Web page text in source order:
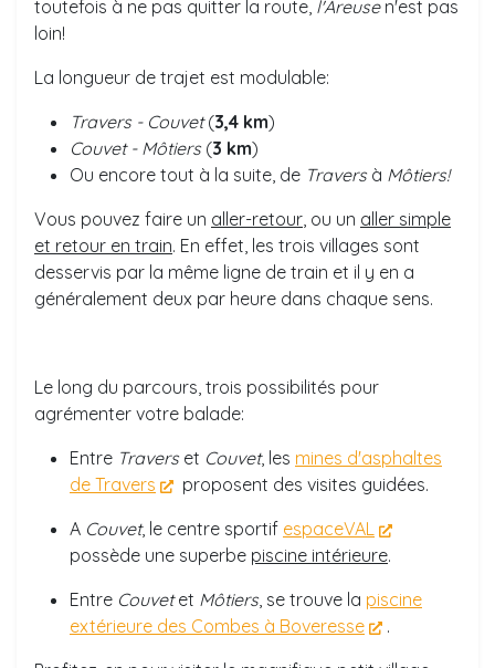
toutefois à ne pas quitter la route, l'Areuse n'est pas
loin!
La longueur de trajet est modulable:
Travers - Couvet(3,4 km)
Couvet - Môtiers (3 km)
Ou encore tout à la suite, de Traversà Môtiers!
Vous pouvez faire un aller-retour, ou un aller simple
et retour en train. En effet, les trois villages sont
desservis par la même ligne de train et il y en a
généralement deux par heure dans chaque sens.
Le long du parcours, trois possibilités pour
agrémenter votre balade:
Entre Travers et Couvet, les mines d'asphaltes
de Travers
proposent des visites guidées.
A Couvet, le centre sportif espaceVAL
possède une superbe piscine intérieure.
Entre Couvetet Môtiers, se trouve la piscine
extérieure des Combes à Boveresse
.